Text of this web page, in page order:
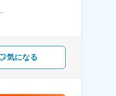
気になる